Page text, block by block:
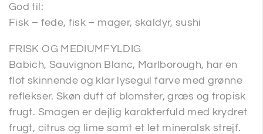
God til:
Fisk – fede, fisk – mager, skaldyr, sushi
FRISK OG MEDIUMFYLDIG
Babich, Sauvignon Blanc, Marlborough, har en
flot skinnende og klar lysegul farve med grønne
reflekser. Skøn duft af blomster, græs og tropisk
frugt. Smagen er dejlig karakterfuld med krydret
frugt, citrus og lime samt et let mineralsk strejf.